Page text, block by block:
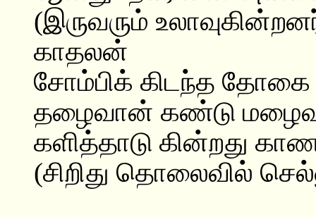
(இருவரும்
காதலன்
சோம்பிக் கிடந்த தோகை
தழைவான் கண்டு
களித்தாடு கின்றது
(சிறிது தொலைவில்